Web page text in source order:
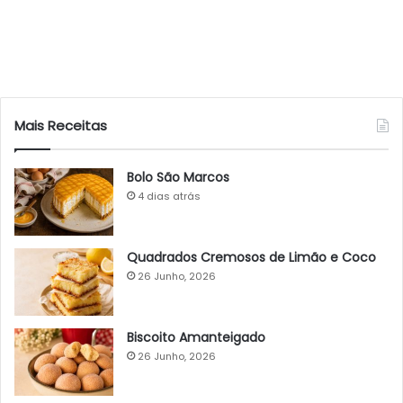
Mais Receitas
Bolo São Marcos
4 dias atrás
Quadrados Cremosos de Limão e Coco
26 Junho, 2026
Biscoito Amanteigado
26 Junho, 2026